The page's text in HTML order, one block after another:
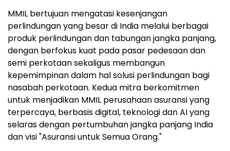
MMIL bertujuan mengatasi kesenjangan
perlindungan yang besar di India melalui berbagai
produk perlindungan dan tabungan jangka panjang,
dengan berfokus kuat pada pasar pedesaan dan
semi perkotaan sekaligus membangun
kepemimpinan dalam hal solusi perlindungan bagi
nasabah perkotaan. Kedua mitra berkomitmen
untuk menjadikan MMIL perusahaan asuransi yang
terpercaya, berbasis digital, teknologi dan AI yang
selaras dengan pertumbuhan jangka panjang India
dan visi "Asuransi untuk Semua Orang."